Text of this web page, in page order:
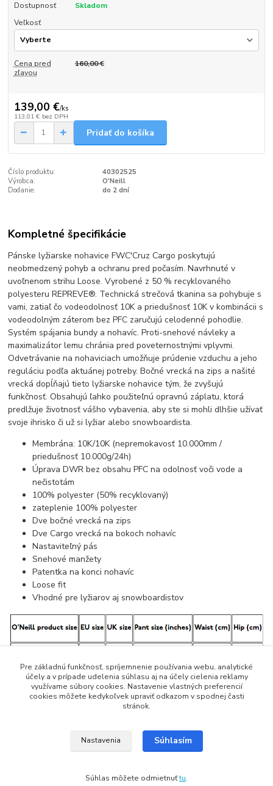
Dostupnosť
Skladom
Veľkosť
Cena pred
zľavou
160,00 €
139,00 €/ks
113,01 € bez DPH
Pridať do košíka
Číslo produktu:
40302525
Výrobca:
O'Neill
Dodanie:
do 2 dní
Kompletné špecifikácie
Pánske lyžiarske nohavice FWC'Cruz Cargo poskytujú
neobmedzený pohyb a ochranu pred počasím. Navrhnuté v
uvoľnenom strihu Loose. Vyrobené z 50 % recyklovaného
polyesteru REPREVE®. Technická strečová tkanina sa pohybuje s
vami, zatiaľ čo vodeodolnosť 10K a priedušnosť 10K v kombinácii s
vodeodolným záterom bez PFC zaručujú celodenné pohodlie.
Systém spájania bundy a nohavíc. Proti-snehové návleky a
maximalizátor lemu chránia pred poveternostnými vplyvmi.
Odvetrávanie na nohaviciach umožňuje prúdenie vzduchu a jeho
reguláciu podľa aktuánej potreby. Bočné vrecká na zips a našité
vrecká dopĺňajú tieto lyžiarske nohavice tým, že zvyšujú
funkčnosť. Obsahujú ľahko použiteľnú opravnú záplatu, ktorá
predlžuje životnosť vášho vybavenia, aby ste si mohli dlhšie užívať
svoje ihrisko či už si lyžiar alebo snowboardista.
Membrána: 10K/10K (nepremokavosť 10.000mm /
priedušnosť 10.000g/24h)
Úprava DWR bez obsahu PFC na odolnosť voči vode a
nečistotám
100% polyester (50% recyklovaný)
zateplenie 100% polyester
Dve bočné vrecká na zips
Dve Cargo vrecká na bokoch nohavíc
Nastaviteľný pás
Snehové manžety
Patentka na konci nohavíc
Loose fit
Vhodné pre lyžiarov aj snowboardistov
Pre základnú funkčnosť, spríjemnenie používania webu, analytické
účely a v prípade udelenia súhlasu aj na účely cielenia reklamy
využívame súbory cookies. Nastavenie vlastných preferencií
cookies môžete kedykoľvek upraviť odkazom v spodnej časti
stránok.
Nastavenia Súhlasím
Súhlas môžete odmietnuťtu.